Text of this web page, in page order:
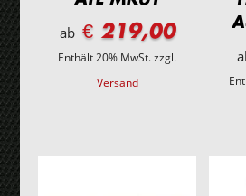
ab€ 219,00
Enthält 20% MwSt.zzgl.
Versand